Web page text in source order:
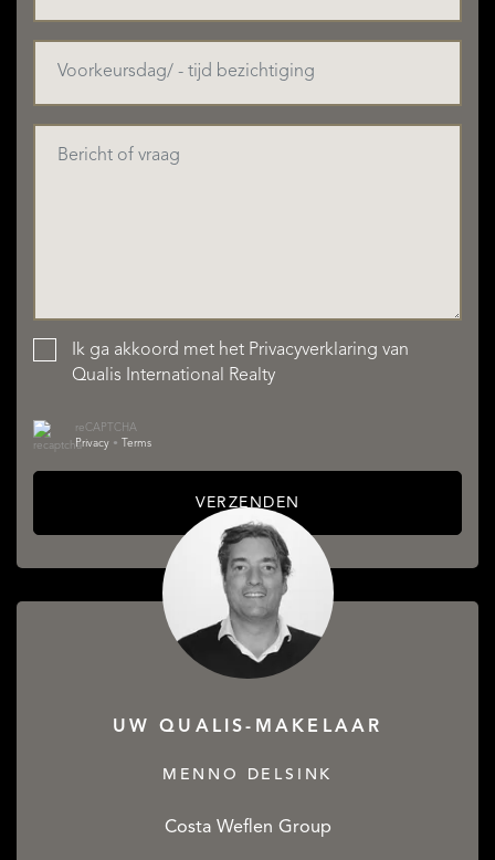
Ik ga akkoord met het Privacyverklaring van
Qualis International Realty
reCAPTCHA
Privacy • Terms
VERZENDEN
UW QUALIS-MAKELAAR
MENNO DELSINK
Costa Weflen Group